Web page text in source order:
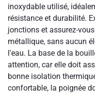
inoxydable utilisé,
résistance et durabilité.
jonctions et assurez-
métallique, sans aucun
l'eau. La base de la
attention, car elle doit
bonne isolation
confortable, la poignée